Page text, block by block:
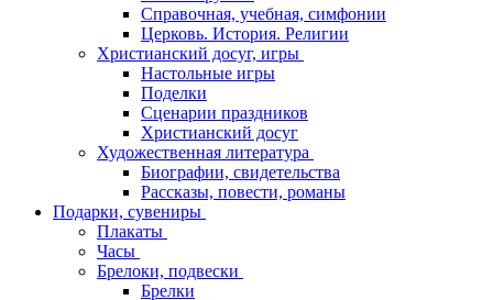
Справочная, учебная, симфонии
Церковь. История. Религии
Христианский досуг, игры
Настольные игры
Поделки
Сценарии праздников
Христианский досуг
Художественная литература
Биографии, свидетельства
Рассказы, повести, романы
Подарки, сувениры
Плакаты
Часы
Брелоки, подвески
Брелки